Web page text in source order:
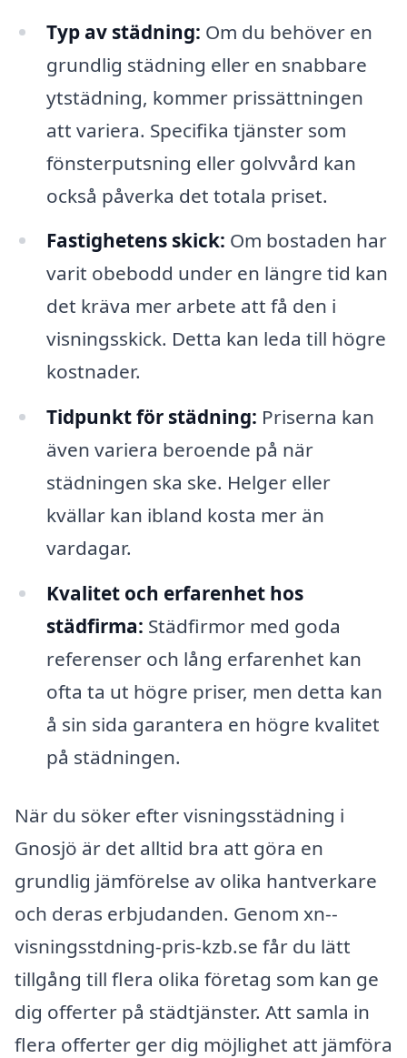
Typ av städning: Om du behöver en
grundlig städning eller en snabbare
ytstädning, kommer prissättningen
att variera. Specifika tjänster som
fönsterputsning eller golvvård kan
också påverka det totala priset.
Fastighetens skick: Om bostaden har
varit obebodd under en längre tid kan
det kräva mer arbete att få den i
visningsskick. Detta kan leda till högre
kostnader.
Tidpunkt för städning: Priserna kan
även variera beroende på när
städningen ska ske. Helger eller
kvällar kan ibland kosta mer än
vardagar.
Kvalitet och erfarenhet hos
städfirma: Städfirmor med goda
referenser och lång erfarenhet kan
ofta ta ut högre priser, men detta kan
å sin sida garantera en högre kvalitet
på städningen.
När du söker efter visningsstädning i
Gnosjö är det alltid bra att göra en
grundlig jämförelse av olika hantverkare
och deras erbjudanden. Genom xn--
visningsstdning-pris-kzb.se får du lätt
tillgång till flera olika företag som kan ge
dig offerter på städtjänster. Att samla in
flera offerter ger dig möjlighet att jämföra